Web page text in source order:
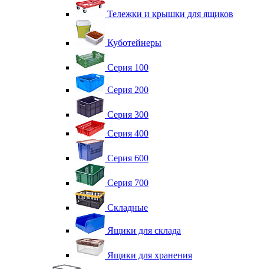
Тележки и крышки для ящиков
Куботейнеры
Серия 100
Серия 200
Серия 300
Серия 400
Серия 600
Серия 700
Складные
Ящики для склада
Ящики для хранения